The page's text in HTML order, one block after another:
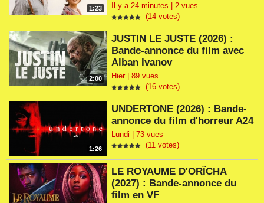
1:23
Il y a 24 minutes | 2 vues
(14 votes)
2:00
JUSTIN LE JUSTE (2026) :
Bande-annonce du film avec
Alban Ivanov
Hier | 89 vues
(16 votes)
1:26
UNDERTONE (2026) : Bande-
annonce du film d'horreur A24
Lundi | 73 vues
(11 votes)
LE ROYAUME D'ORÏCHA
(2027) : Bande-annonce du
film en VF